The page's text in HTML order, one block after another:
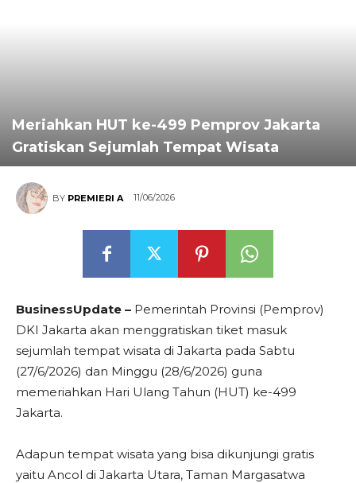
Meriahkan HUT ke-499 Pemprov Jakarta
Gratiskan Sejumlah Tempat Wisata
BY PREMIERI A 11/06/2026
BusinessUpdate – Pemerintah Provinsi (Pemprov)
DKI Jakarta akan menggratiskan tiket masuk
sejumlah tempat wisata di Jakarta pada Sabtu
(27/6/2026) dan Minggu (28/6/2026) guna
memeriahkan Hari Ulang Tahun (HUT) ke-499
Jakarta.
Adapun tempat wisata yang bisa dikunjungi gratis
yaitu Ancol di Jakarta Utara, Taman Margasatwa